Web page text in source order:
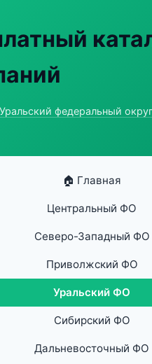
Уральский федеральный округ
🏠 Главная
Центральный ФО
Северо-Западный ФО
Приволжский ФО
Уральский ФО
Сибирский ФО
Дальневосточный ФО